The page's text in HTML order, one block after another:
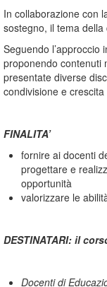
In collaborazione con
sostegno, il tema
Seguendo
proponendo contenuti
presentate diverse
condivisione e
FINALITA’
fornire ai docenti
progettare e
opportunità
valorizzare le
DESTINATARI: il
Docenti di